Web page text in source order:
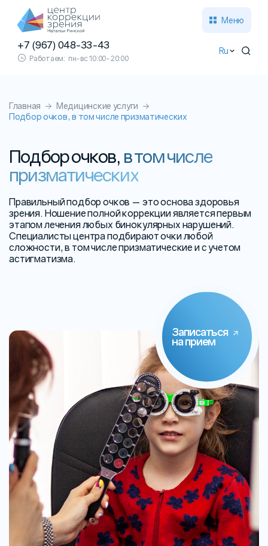
Меню
+7 (967) 048-33-43
Работаем: пн-вс 10:00-20:00
Ru
Главная
Медицинские услуги
Подбор очков, в том числе призматических
Подбор очков, в том числе
призматических
Правильный подбор очков — это основа здоровья
зрения. Ношение полной коррекции является первым
этапом лечения любых бинокулярных нарушений.
Специалисты центра подбирают очки любой
сложности, в том числе призматические и с учетом
астигматизма.
Записаться
на прием